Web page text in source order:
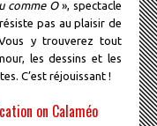
comme O», spectacle
pas au plaisir de
y trouverez tout
les dessins et les
C’est réjouissant !
on Calaméo